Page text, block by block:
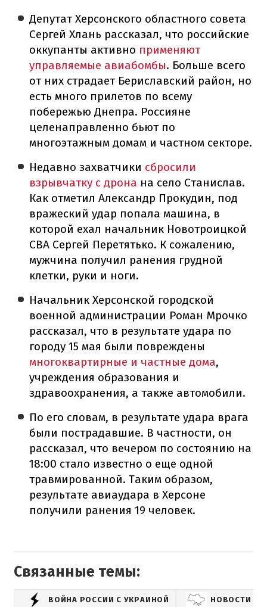
Депутат Херсонского областного совета
Сергей Хлань рассказал, что российские
оккупанты активно применяют
управляемые авиабомбы. Больше всего
от них страдает Бериславский район, но
есть много прилетов по всему
побережью Днепра. Россияне
целенаправленно бьют по
многоэтажным домам и частном секторе.
Недавно захватчики сбросили
взрывчатку с дрона на село Станислав.
Как отметил Александр Прокудин, под
вражеский удар попала машина, в
которой ехал начальник Новотроицкой
СВА Сергей Перетятько. К сожалению,
мужчина получил ранения грудной
клетки, руки и ноги.
Начальник Херсонской городской
военной администрации Роман Мрочко
рассказал, что в результате удара по
городу 15 мая были повреждены
многоквартирные и частные дома,
учреждения образования и
здравоохранения, а также автомобили.
По его словам, в результате удара врага
были пострадавшие. В частности, он
рассказал, что вечером по состоянию на
18:00 стало известно о еще одной
травмированной. Таким образом,
результате авиаудара в Херсоне
получили ранения 19 человек.
Связанные темы:
ВОЙНА РОССИИ С УКРАИНОЙ НОВОСТИ